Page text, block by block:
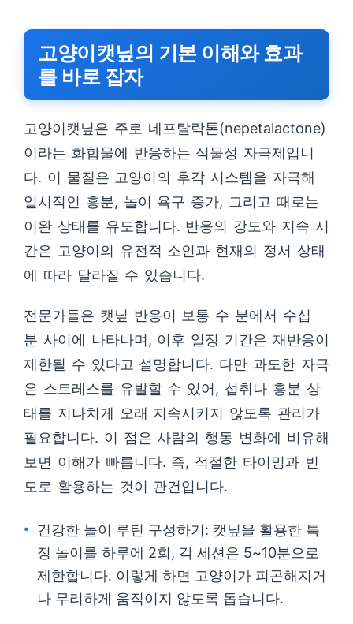
고양이캣닢의 기본 이해와 효과
를 바로 잡자
고양이캣닢은 주로 네프탈락톤(nepetalactone)
이라는 화합물에 반응하는 식물성 자극제입니
다. 이 물질은 고양이의 후각 시스템을 자극해
일시적인 흥분, 놀이 욕구 증가, 그리고 때로는
이완 상태를 유도합니다. 반응의 강도와 지속 시
간은 고양이의 유전적 소인과 현재의 정서 상태
에 따라 달라질 수 있습니다.
전문가들은 캣닢 반응이 보통 수 분에서 수십
분 사이에 나타나며, 이후 일정 기간은 재반응이
제한될 수 있다고 설명합니다. 다만 과도한 자극
은 스트레스를 유발할 수 있어, 섭취나 흥분 상
태를 지나치게 오래 지속시키지 않도록 관리가
필요합니다. 이 점은 사람의 행동 변화에 비유해
보면 이해가 빠릅니다. 즉, 적절한 타이밍과 빈
도로 활용하는 것이 관건입니다.
건강한 놀이 루틴 구성하기: 캣닢을 활용한 특
정 놀이를 하루에 2회, 각 세션은 5~10분으로
제한합니다. 이렇게 하면 고양이가 피곤해지거
나 무리하게 움직이지 않도록 돕습니다.